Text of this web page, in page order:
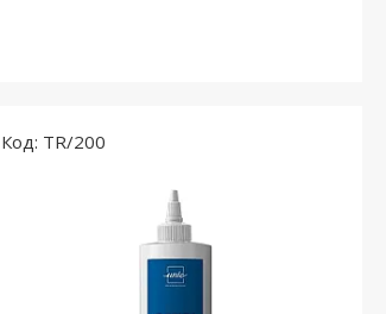
TR/200